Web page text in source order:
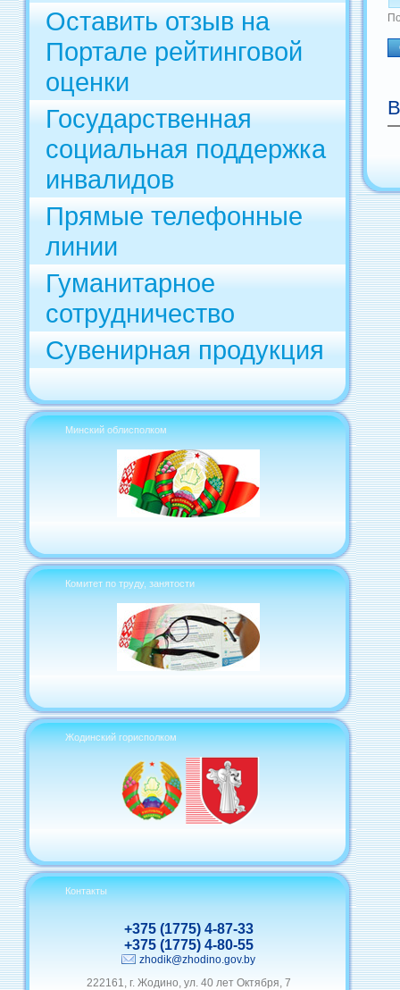
Оставить отзыв на
Портале рейтинговой
оценки
Государственная
социальная поддержка
инвалидов
Прямые телефонные
линии
Гуманитарное
сотрудничество
Сувенирная продукция
Минский облисполком
Комитет по труду, занятости
Жодинский горисполком
Контакты
+375 (1775) 4-87-33
+375 (1775) 4-80-55
zhodik@zhodino.gov.by
222161, г. Жодино, ул. 40 лет Октября, 7